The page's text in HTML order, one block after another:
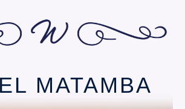
MATAMBA